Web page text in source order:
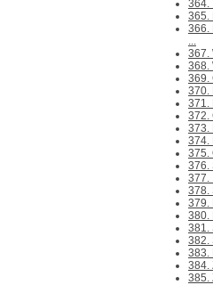
364.
365.
366.
...
367.
368.
369.
370.
371.
372.
373.
374.
375.
376.
377.
378.
379.
380.
381.
382.
383.
384.
385.